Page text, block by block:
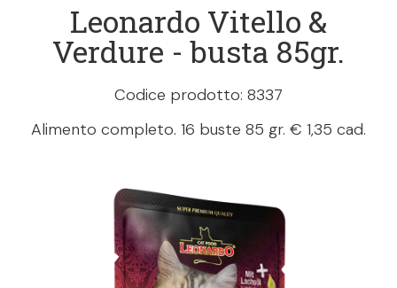
Leonardo Vitello &
Verdure - busta 85gr.
Codice prodotto: 8337
Alimento completo. 16 buste 85 gr. € 1,35 cad.